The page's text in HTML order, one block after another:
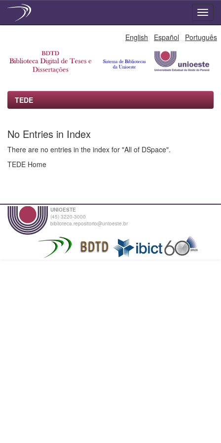
English Español Português
TEDE
No Entries in Index
There are no entries in the index for "All of DSpace".
TEDE Home
UNIOESTE
(45) 3220-3000
biblioteca.repositorio@unioeste.br